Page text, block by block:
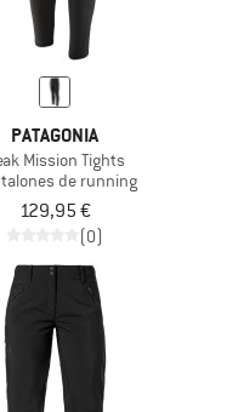
PATAGONIA
Mission Tights
de running
129,95 €
(0)